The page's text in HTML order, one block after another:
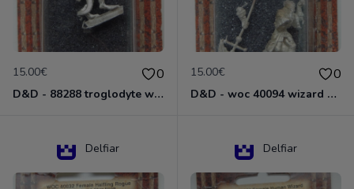
15.00€ 0
D&D - 88288 troglodyte with long Miniature - Donjons Dragons
15.00€ 0
D&D - woc 40094 wizard human male Miniature - Donjons Dragons
Delfiar Delfiar